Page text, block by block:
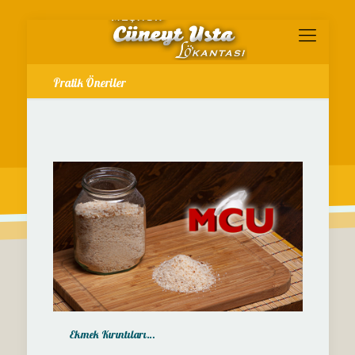
Pratik Öneriler
Ekmek Kırıntıları…